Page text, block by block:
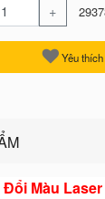
+
Yêu thích
Màu Laser